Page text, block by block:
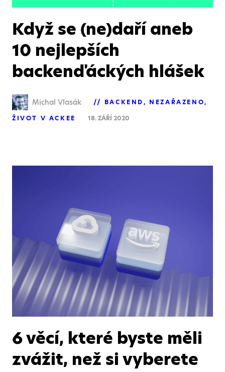
Když se (ne)daří aneb
10 nejlepších
backenďáckých hlášek
Michal Vlasák BACKEND
NEZAŘAZENO
ŽIVOT V ACKEE
18. ZÁŘÍ 2020
6 věcí, které byste měli
zvážit, než si vyberete